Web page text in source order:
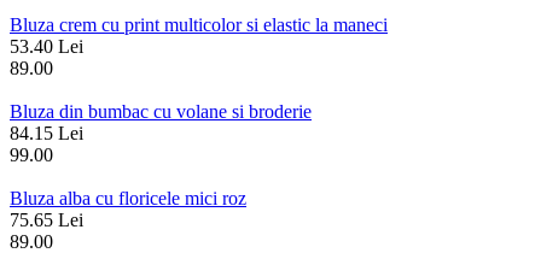
Bluza crem cu print multicolor si elastic la maneci
53.40 Lei
89.00
Bluza din bumbac cu volane si broderie
84.15 Lei
99.00
Bluza alba cu floricele mici roz
75.65 Lei
89.00